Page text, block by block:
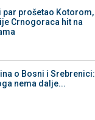
par prošetao Kotorom,
Crnogoraca hit na
o Bosni i Srebrenici:
nema dalje...